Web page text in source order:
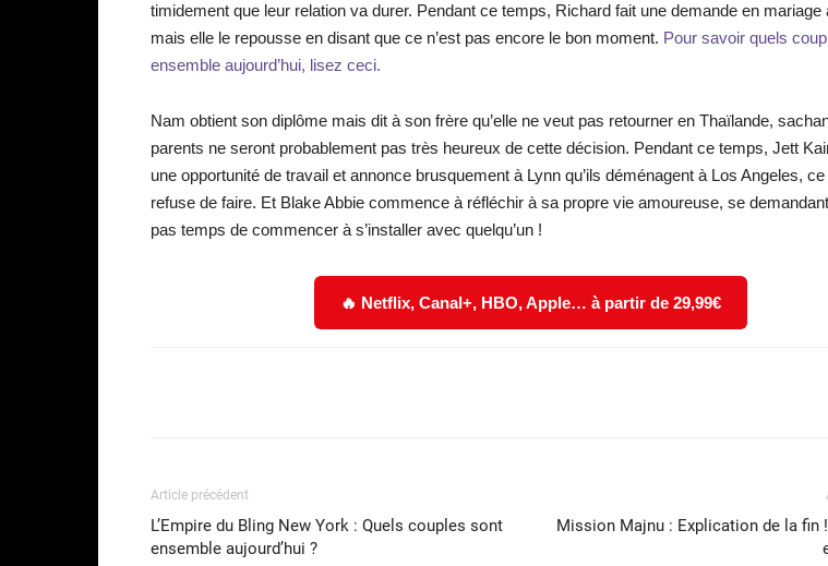
timidement que leur relation va durer. Pendant ce temps, Richard fait une demande en mariage
mais elle le repousse en disant que ce n’est pas encore le bon moment. Pour savoir quels
ensemble aujourd’hui, lisez ceci.
Nam obtient son diplôme mais dit à son frère qu’elle ne veut pas retourner en Thaïlande,
parents ne seront probablement pas très heureux de cette décision. Pendant ce temps, Jett
une opportunité de travail et annonce brusquement à Lynn qu’ils déménagent à Los Angeles, ce
refuse de faire. Et Blake Abbie commence à réfléchir à sa propre vie amoureuse, se demandant
pas temps de commencer à s’installer avec quelqu’un !
🔥 Netflix, Canal+, HBO, Apple… à partir de 29,99€
Article précédent
L’Empire du Bling New York : Quels couples sont
ensemble aujourd’hui ?
Mission Majnu : Explication de la fin